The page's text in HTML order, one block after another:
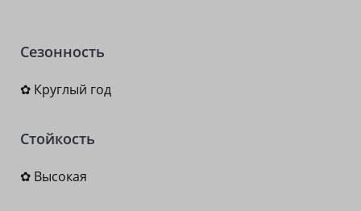
Сезонность
✿ Круглый год
Стойкость
✿ Высокая